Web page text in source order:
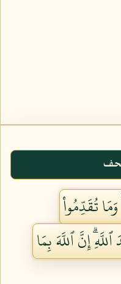
تُقَدِّمُواْ
إِنَّ ٱللَّهَ بِمَا